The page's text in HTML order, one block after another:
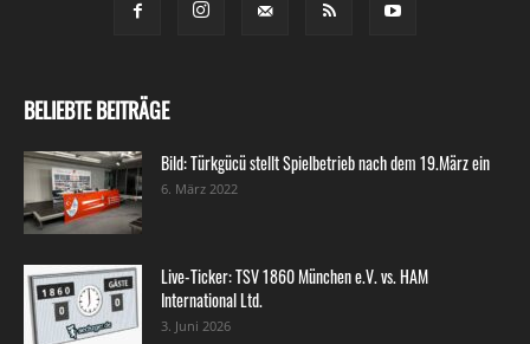
BELIEBTE BEITRÄGE
Bild: Türkgücü stellt Spielbetrieb nach dem 19.März ein
6. März 2022
Live-Ticker: TSV 1860 München e.V. vs. HAM
International Ltd.
3. Juni 2026